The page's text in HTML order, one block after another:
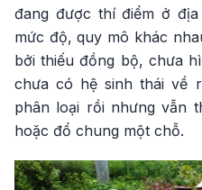
đang được thí điểm ở
mức độ, quy mô khác
bởi thiếu đồng bộ, chưa
chưa có hệ sinh thái về
phân loại rồi nhưng vẫn
hoặc đổ chung một chỗ.